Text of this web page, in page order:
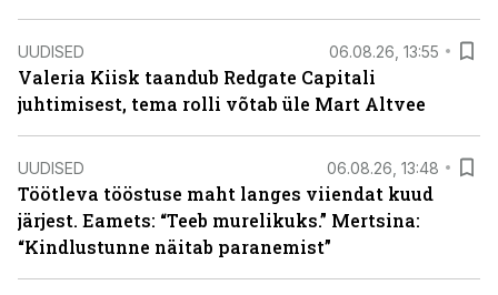
UUDISED 06.08.26, 13:55
Valeria Kiisk taandub Redgate Capitali
juhtimisest, tema rolli võtab üle Mart Altvee
UUDISED 06.08.26, 13:48
Töötleva tööstuse maht langes viiendat kuud
järjest. Eamets: “Teeb murelikuks.” Mertsina:
“Kindlustunne näitab paranemist”